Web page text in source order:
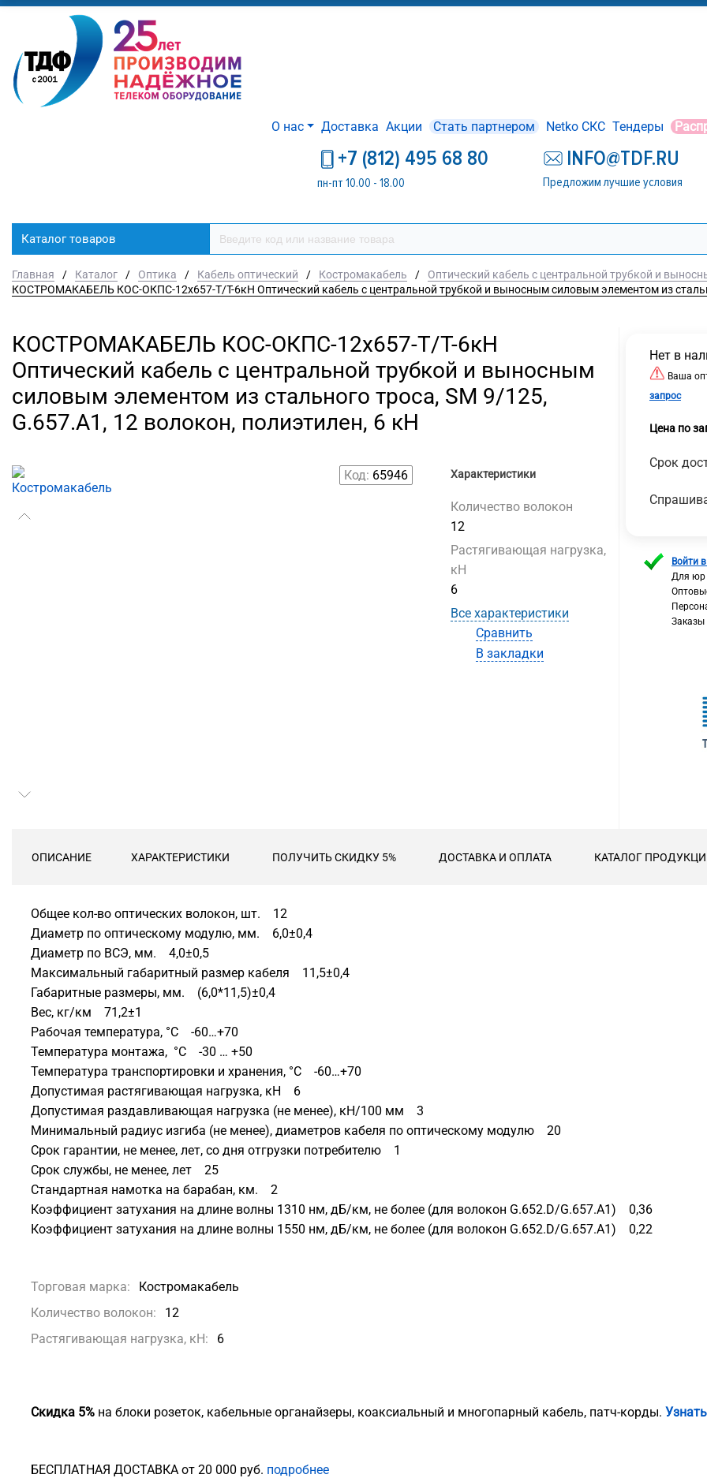
О нас Доставка Акции Стать партнером Netko СКС Тендеры
+7 (812) 495 68 80
пн-пт 10.00 - 18.00
INFO@TDF.RU
Предложим лучшие условия
Каталог товаров
Главная / Каталог / Оптика / Кабель оптический / Костромакабель / Оптический кабель с центральной трубкой и
КОСТРОМАКАБЕЛЬ КОС-ОКПС-12х657-Т/Т-6кН Оптический кабель с центральной трубкой и выносным силовым элементом из
КОСТРОМАКАБЕЛЬ КОС-ОКПС-12х657-Т/Т-6кН
Оптический кабель с центральной трубкой и выносным
силовым элементом из стального троса, SM 9/125,
G.657.A1, 12 волокон, полиэтилен, 6 кН
Код: 65946 Характеристики
Количество волокон
12
Растягивающая нагрузка,
кН
6
Все характеристики
Сравнить
В закладки
Нет в
Ваша
запрос
Цена по
Срок
Войти
Для юр
ОПИСАНИЕ ХАРАКТЕРИСТИКИ ПОЛУЧИТЬ СКИДКУ 5% ДОСТАВКА И ОПЛАТА КАТАЛОГ
Общее кол-во оптических волокон, шт. 12
Диаметр по оптическому модулю, мм. 6,0±0,4
Диаметр по ВСЭ, мм. 4,0±0,5
Максимальный габаритный размер кабеля 11,5±0,4
Габаритные размеры, мм. (6,0*11,5)±0,4
Вес, кг/км 71,2±1
Рабочая температура, °C -60…+70
Температура монтажа, °C -30 … +50
Температура транспортировки и хранения, °C -60…+70
Допустимая растягивающая нагрузка, кН 6
Допустимая раздавливающая нагрузка (не менее), кН/100 мм 3
Минимальный радиус изгиба (не менее), диаметров кабеля по оптическому модулю 20
Срок гарантии, не менее, лет, со дня отгрузки потребителю 1
Срок службы, не менее, лет 25
Стандартная намотка на барабан, км. 2
Коэффициент затухания на длине волны 1310 нм, дБ/км, не более (для волокон G.652.D/G.657.A1) 0,36
Коэффициент затухания на длине волны 1550 нм, дБ/км, не более (для волокон G.652.D/G.657.A1) 0,22
Торговая марка:
Костромакабель
Количество волокон:
12
Растягивающая нагрузка, кН:
6
Скидка 5% на блоки розеток, кабельные органайзеры, коаксиальный и многопарный кабель, патч-корды.
БЕСПЛАТНАЯ ДОСТАВКА от 20 000 руб. подробнее